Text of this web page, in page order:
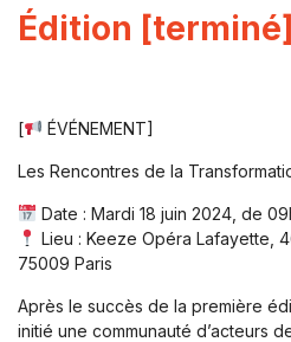
Édition [terminé]
[ ÉVÉNEMENT]
Les Rencontres de la
Date : Mardi 18 juin 2024, de
Lieu : Keeze Opéra Lafayette,
75009 Paris
Après le succès de la première
initié une communauté d’acteurs